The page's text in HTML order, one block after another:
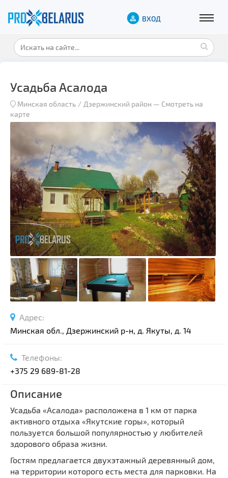
ВХОД
Усадьба Асалода
Минская область Дзержинский район — Смотреть на
карте
Адрес:
Минская обл., Дзержинский р-н, д. Якуты, д. 14
Телефоны:
+375 29 689-81-28
Описание
Усадьба «Асалода» расположена в 1 км от парка
активного отдыха «Якутские горы», который
пользуется большой популярностью у любителей
здорового образа жизни.
Гостям предлагается двухэтажный деревянный дом,
на территории которого есть места для парковки. На